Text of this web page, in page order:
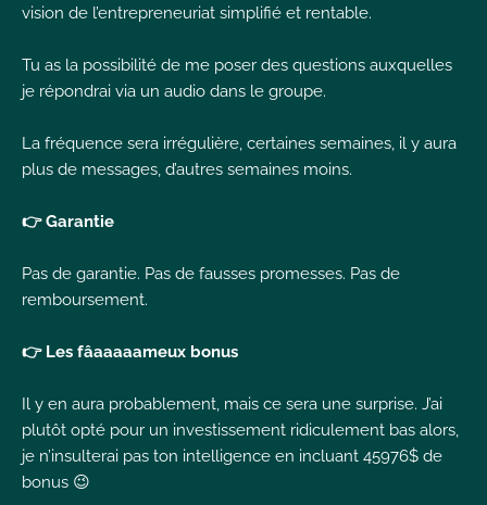
vision de l’entrepreneuriat simplifié et rentable.
Tu as la possibilité de me poser des questions auxquelles
je répondrai via un audio dans le groupe.
La fréquence sera irrégulière, certaines semaines, il y aura
plus de messages, d’autres semaines moins.
👉 Garantie
Pas de garantie. Pas de fausses promesses. Pas de
remboursement.
👉 Les fâaaaaameux bonus
Il y en aura probablement, mais ce sera une surprise. J’ai
plutôt opté pour un investissement ridiculement bas alors,
je n’insulterai pas ton intelligence en incluant 45976$ de
bonus 😉